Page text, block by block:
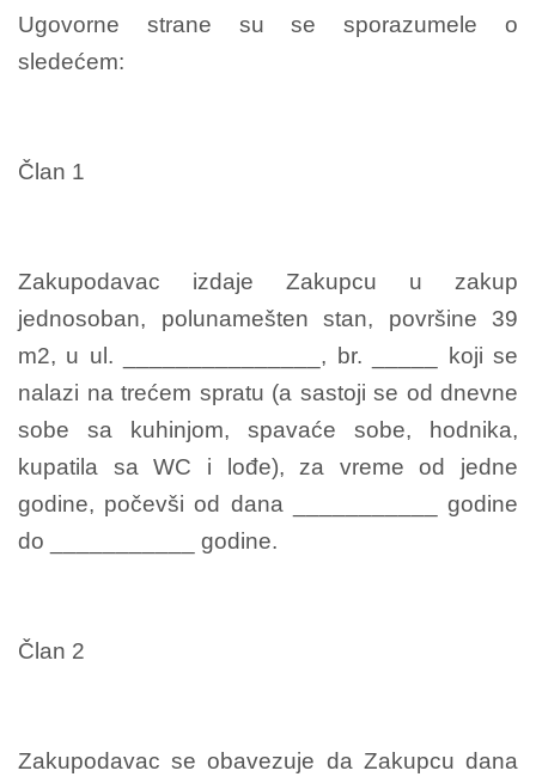
Ugovorne strane su se sporazumele o
sledećem:
Član 1
Zakupodavac izdaje Zakupcu u zakup
jednosoban, polunamešten stan, površine 39
m2, u ul. _______________, br. _____ koji se
nalazi na trećem spratu (a sastoji se od dnevne
sobe sa kuhinjom, spavaće sobe, hodnika,
kupatila sa WC i lođe), za vreme od jedne
godine, počevši od dana ___________ godine
do ___________ godine.
Član 2
Zakupodavac se obavezuje da Zakupcu dana